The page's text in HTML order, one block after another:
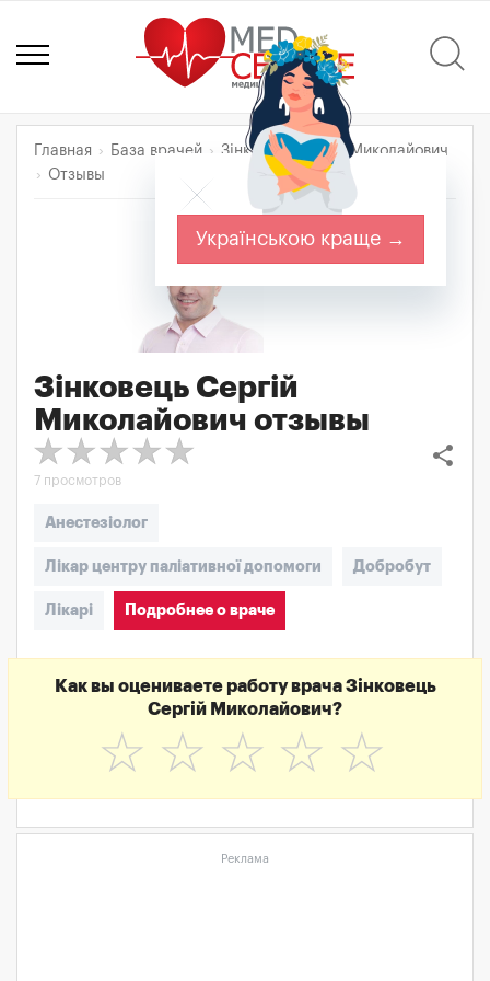
Главная База врачей
Зінковець Сергій Миколайович
Отзывы
Зінковець Сергій
Миколайович отзывы
share
7 просмотров
Анестезіолог
Лікар центру паліативної допомоги Добробут
Лікарі Подробнее о враче
Как вы оцениваете работу врача Зінковець
Сергій Миколайович?
☆
☆
☆
☆
☆
Реклама
Українською краще →